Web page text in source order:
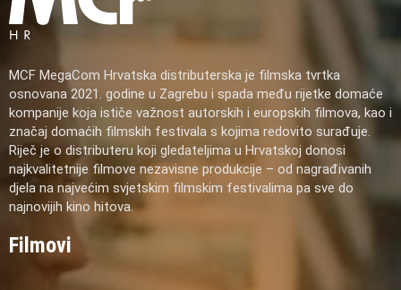
MCF MegaCom Hrvatska distributerska je filmska tvrtka
osnovana 2021. godine u Zagrebu i spada među rijetke domaće
kompanije koja ističe važnost autorskih i europskih filmova, kao i
značaj domaćih filmskih festivala s kojima redovito surađuje.
Riječ je o distributeru koji gledateljima u Hrvatskoj donosi
najkvalitetnije filmove nezavisne produkcije – od nagrađivanih
djela na najvećim svjetskim filmskim festivalima pa sve do
najnovijih kino hitova.
Filmovi